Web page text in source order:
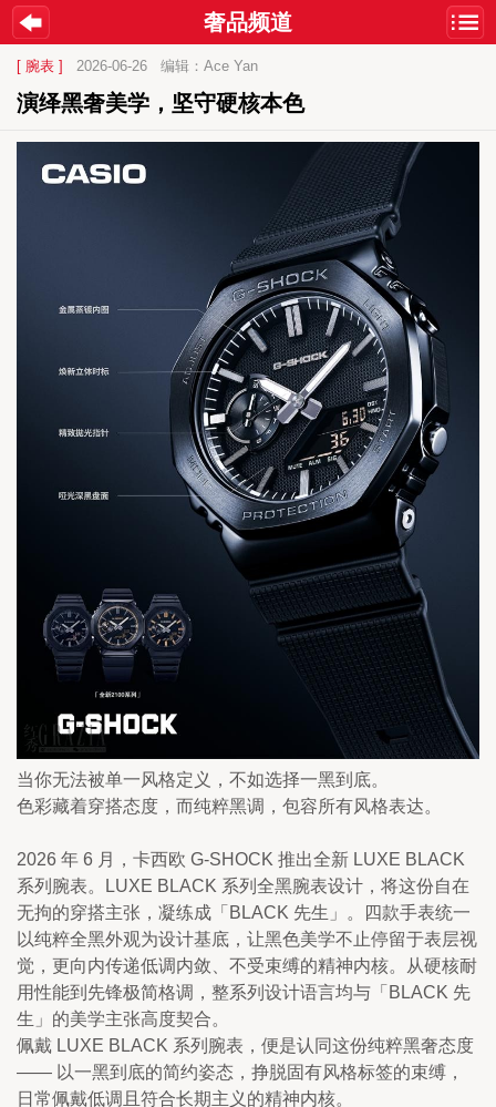
奢品频道
[ 腕表 ] 2026-06-26 编辑：Ace Yan
演绎黑奢美学，坚守硬核本色
当你无法被单一风格定义，不如选择一黑到底。
色彩藏着穿搭态度，而纯粹黑调，包容所有风格表达。
2026 年 6 月，卡西欧 G-SHOCK 推出全新 LUXE BLACK
系列腕表。LUXE BLACK 系列全黑腕表设计，将这份自在
无拘的穿搭主张，凝练成「BLACK 先生」。四款手表统一
以纯粹全黑外观为设计基底，让黑色美学不止停留于表层视
觉，更向内传递低调内敛、不受束缚的精神内核。从硬核耐
用性能到先锋极简格调，整系列设计语言均与「BLACK 先
生」的美学主张高度契合。
佩戴 LUXE BLACK 系列腕表，便是认同这份纯粹黑奢态度
—— 以一黑到底的简约姿态，挣脱固有风格标签的束缚，
日常佩戴低调且符合长期主义的精神内核。